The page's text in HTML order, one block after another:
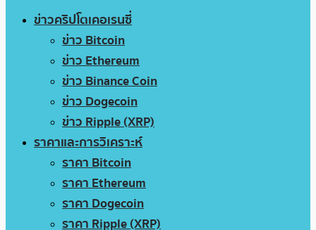
ข่าวคริปโตเคอเรนซี่
ข่าว Bitcoin
ข่าว Ethereum
ข่าว Binance Coin
ข่าว Dogecoin
ข่าว Ripple (XRP)
ราคาและการวิเคราะห์
ราคา Bitcoin
ราคา Ethereum
ราคา Dogecoin
ราคา Ripple (XRP)